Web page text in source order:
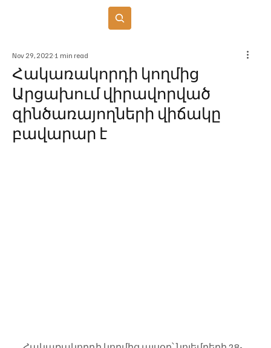
Հակառակորդի կողմից
Արցախում վիրավորված
զինծառայողների վիճակը
բավարար է
Nov 29, 2022 1 min read